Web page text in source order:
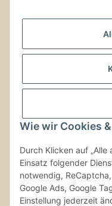
Wie wir Cookies
Durch Klicken auf
Einsatz folgender
notwendig,
Google Ads, Google
Einstellung jederzeit
Kontaktinformationen
Vertrag widerrufen